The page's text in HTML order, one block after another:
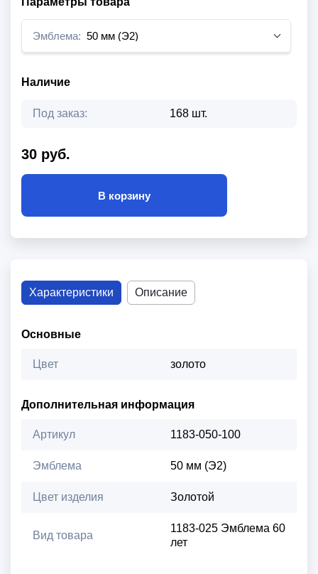
Эмблема: 50 мм (Э2)
Наличие
Под заказ: 168 шт.
30 руб.
В корзину
Характеристики Описание
Основные
Цвет золото
Дополнительная информация
Артикул 1183-050-100
Эмблема 50 мм (Э2)
Цвет изделия Золотой
Вид товара
1183-025 Эмблема 60
лет